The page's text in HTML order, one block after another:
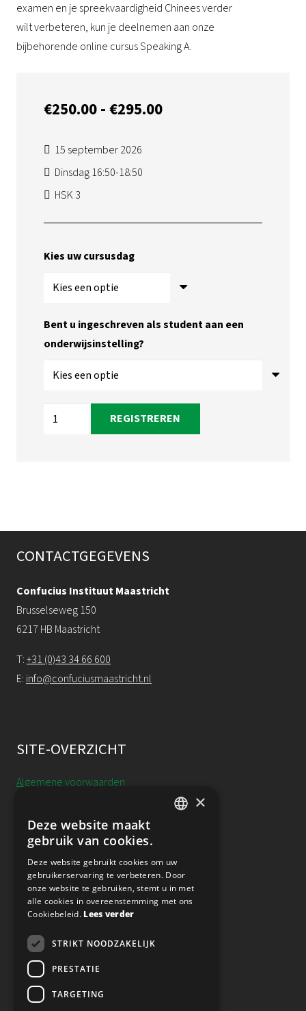
examen en je spreekvaardigheid Chinees verder
wilt verbeteren, kun je deelnemen aan onze
bijbehorende online cursus Speaking A.
€250.00-€295.00Prijsklasse:
15 september 2026
Dinsdag 16:50-18:50
HSK 3
Kies uw cursusdag
Bent u ingeschreven als student aan een
onderwijsinstelling?
Maastricht
REGISTREREN
CONTACTGEGEVENS
Confucius Instituut Maastricht
Brusselseweg 150
6217 HB Maastricht
T:+31 (0)43 34 66 600
E: info@confuciusmaastricht.nl
SITE-OVERZICHT
Algemene voorwaarden
Annulering, uitstel & resitutie
Privacy
Nieuwsbrief
VOLG ONS OP SOCIAL MEDIA
×
Deze website maakt
gebruik van cookies.
Deze website gebruikt cookies om uw
gebruikerservaring te verbeteren. Door
onze website te gebruiken, stemt u in met
alle cookies in overeenstemming met ons
Cookiebeleid. Lees verder
STRIKT NOODZAKELIJK
PRESTATIE
TARGETING